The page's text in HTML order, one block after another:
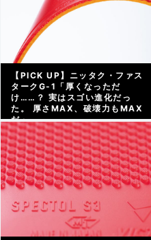
【PICK UP】ニッタク・ファス
タークG-1「厚くなっただ
け……？ 実はスゴい進化だっ
た。 厚さMAX、破壊力もMAX
だ」
アーカイブ | 2022/04/15